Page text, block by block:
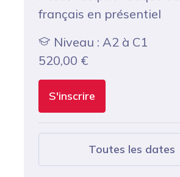
français en présentiel
Niveau : A2 à C1
520,00 €
S'inscrire
Toutes les dates